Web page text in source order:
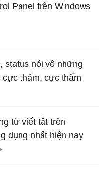
Panel trên Windows
status nói về những
thâm, cực thấm
từ viết tắt trên
dụng nhất hiện nay